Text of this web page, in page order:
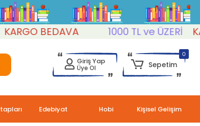
BEDAVA 1000 TL ve ÜZERİ
Giriş Yap
Üye Ol
0
Sepetim
Edebiyat Hobi Kişisel Gelişim